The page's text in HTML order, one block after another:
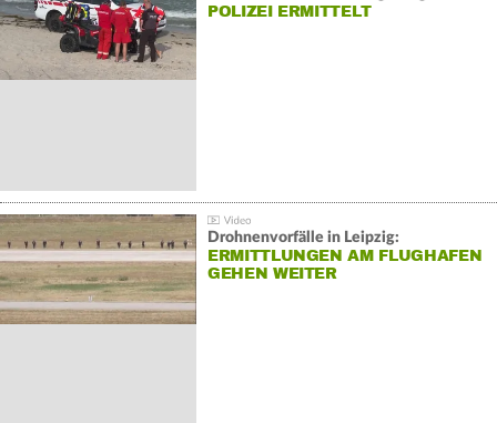
POLIZEI ERMITTELT
Drohnenvorfälle in Leipzig:
ERMITTLUNGEN AM FLUGHAFEN
GEHEN WEITER